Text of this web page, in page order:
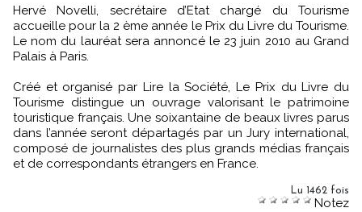
Hervé Novelli, secrétaire d’Etat chargé du Tourisme
accueille pour la 2 ème année le Prix du Livre du Tourisme.
Le nom du lauréat sera annoncé le 23 juin 2010 au Grand
Palais à Paris.
Créé et organisé par Lire la Société, Le Prix du Livre du
Tourisme distingue un ouvrage valorisant le patrimoine
touristique français. Une soixantaine de beaux livres parus
dans l’année seront départagés par un Jury international,
composé de journalistes des plus grands médias français
et de correspondants étrangers en France.
Lu 1462 fois
Notez